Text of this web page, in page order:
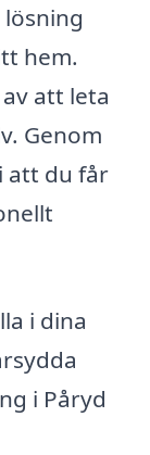
hem.
att leta
Genom
att du får
i dina
i Påryd